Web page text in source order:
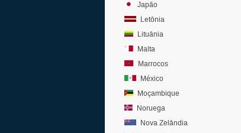
Japão
Letônia
Lituânia
Malta
Marrocos
México
Moçambique
Noruega
Nova Zelândia